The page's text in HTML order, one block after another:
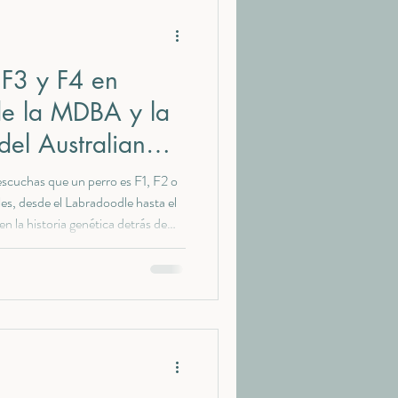
🇦🇺
Cría ética MDBA
Cobberdog
y F4 en
la MDBA y la
Australian
que un perro es F1, F2 o
desde el Labradoodle hasta el
la historia genética detrás de
está en camino de ser